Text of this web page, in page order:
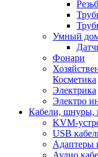
Умный
Фонари
Косметика
Электрика
Электро
Кабели, шнуры,
KVM-
USB
Адаптеры
Аудио